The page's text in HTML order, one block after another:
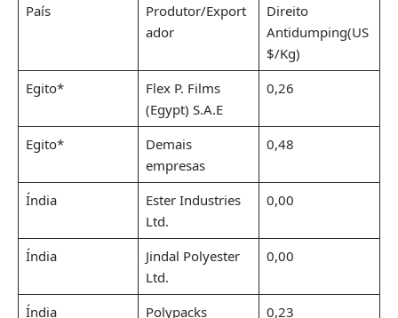
País
Produtor/Export
ador
Direito
Antidumping(US
$/Kg)
Egito*
Flex P. Films
(Egypt) S.A.E
0,26
Egito*
Demais
empresas
0,48
Índia
Ester Industries
Ltd.
0,00
Índia
Jindal Polyester
Ltd.
0,00
Índia Polypacks 0,23